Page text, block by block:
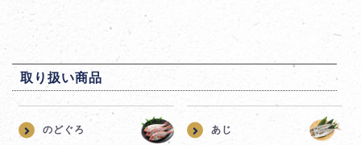
取り扱い商品
のどぐろ あじ